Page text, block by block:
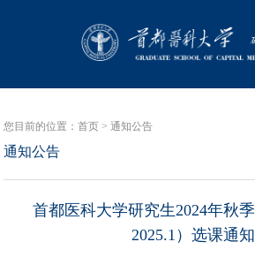
您目前的位置：首页 >通知公告
通知公告
首都医科大学研究生2024年秋
2025.1）选课通知